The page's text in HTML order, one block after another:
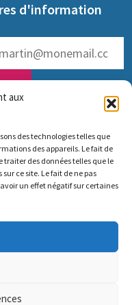
aux
des technologies telles que
des appareils. Le fait de
traiter des données telles que le
ce site. Le fait de ne pas
un effet négatif sur certaines
d'information
les anciennes lettres)
Anima
– 01 45 63 10 89 - Siège
Strasbourg